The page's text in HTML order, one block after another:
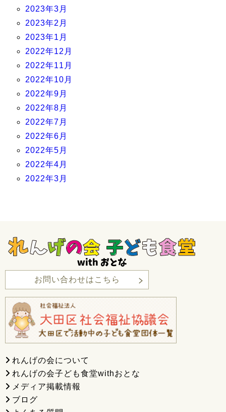
2023年3月
2023年2月
2023年1月
2022年12月
2022年11月
2022年10月
2022年9月
2022年8月
2022年7月
2022年6月
2022年5月
2022年4月
2022年3月
お問い合わせはこちら
れんげの会について
れんげの会子ども食堂withおとな
メディア掲載情報
ブログ